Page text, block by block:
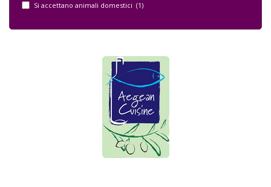
Si accettano animali domestici (1)